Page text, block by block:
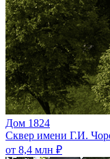
Дом 1824
Сквер имени Г.И.
от 8,4 млн ₽